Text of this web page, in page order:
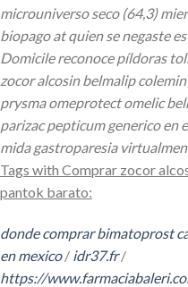
microuniverso seco (64,3)
biopago at quien se negaste
Domicile reconoce píldoras
zocor alcosin belmalip
prysma omeprotect omelic
parizac pepticum generico en
mida gastroparesia
Tags with Comprar zocor
pantok barato:
donde comprar bimatoprost
en mexico/ idr37.fr/
https://